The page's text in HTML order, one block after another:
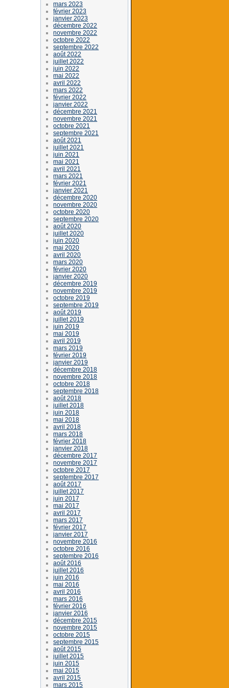
mars 2023
février 2023
janvier 2023
décembre 2022
novembre 2022
octobre 2022
septembre 2022
août 2022
juillet 2022
juin 2022
mai 2022
avril 2022
mars 2022
février 2022
janvier 2022
décembre 2021
novembre 2021
octobre 2021
septembre 2021
août 2021
juillet 2021
juin 2021
mai 2021
avril 2021
mars 2021
février 2021
janvier 2021
décembre 2020
novembre 2020
octobre 2020
septembre 2020
août 2020
juillet 2020
juin 2020
mai 2020
avril 2020
mars 2020
février 2020
janvier 2020
décembre 2019
novembre 2019
octobre 2019
septembre 2019
août 2019
juillet 2019
juin 2019
mai 2019
avril 2019
mars 2019
février 2019
janvier 2019
décembre 2018
novembre 2018
octobre 2018
septembre 2018
août 2018
juillet 2018
juin 2018
mai 2018
avril 2018
mars 2018
février 2018
janvier 2018
décembre 2017
novembre 2017
octobre 2017
septembre 2017
août 2017
juillet 2017
juin 2017
mai 2017
avril 2017
mars 2017
février 2017
janvier 2017
novembre 2016
octobre 2016
septembre 2016
août 2016
juillet 2016
juin 2016
mai 2016
avril 2016
mars 2016
février 2016
janvier 2016
décembre 2015
novembre 2015
octobre 2015
septembre 2015
août 2015
juillet 2015
juin 2015
mai 2015
avril 2015
mars 2015